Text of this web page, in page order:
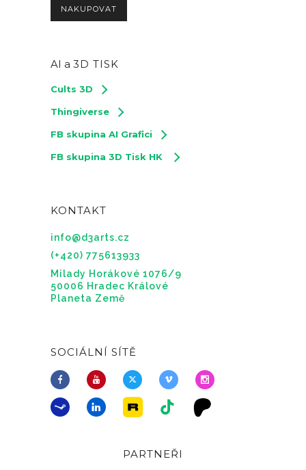
NAKUPOVAT
AI a 3D TISK
Cults 3D
Thingiverse
FB skupina AI Grafici
FB skupina 3D Tisk HK
KONTAKT
info@d3arts.cz
(+420) 775613933
Milady Horákové 1076/9
50006 Hradec Králové
Planeta Země
SOCIÁLNÍ SÍTĚ
PARTNEŘI